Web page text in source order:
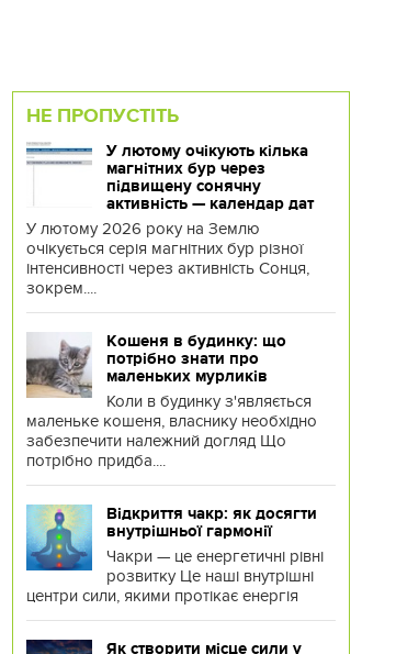
НЕ ПРОПУСТІТЬ
У лютому очікують кілька
магнітних бур через
підвищену сонячну
активність — календар дат
У лютому 2026 року на Землю
очікується серія магнітних бур різної
інтенсивності через активність Сонця,
зокрем....
Кошеня в будинку: що
потрібно знати про
маленьких мурликів
Коли в будинку з'являється
маленьке кошеня, власнику необхідно
забезпечити належний догляд Що
потрібно придба....
Відкриття чакр: як досягти
внутрішньої гармонії
Чакри — це енергетичні рівні
розвитку Це наші внутрішні
центри сили, якими протікає енергія
Як створити місце сили у